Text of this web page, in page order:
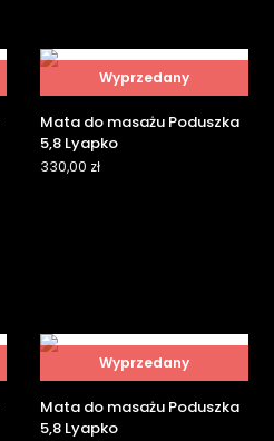
Wyprzedany
Mata do masażu Poduszka
5,8 Lyapko
330,00 zł
Wyprzedany
Mata do masażu Poduszka
5,8 Lyapko